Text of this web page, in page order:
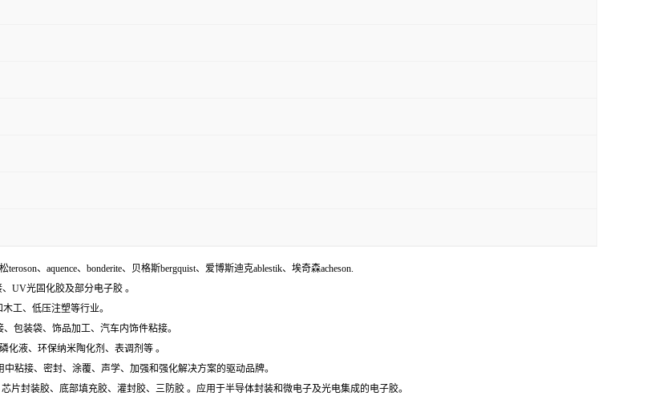
、aquence、bonderite、贝格斯bergquist、爱博斯迪克ablestik、埃奇森acheson.
UV光固化胶及部分电子胶 。
工、低压注塑等行业。
包装袋、饰品加工、汽车内饰件粘接。
化液、环保纳米陶化剂、表调剂等 。
粘接、密封、涂覆、声学、加强和强化解决方案的驱动品牌。
封装胶、底部填充胶、灌封胶、三防胶 。应用于半导体封装和微电子及光电集成的电子胶。